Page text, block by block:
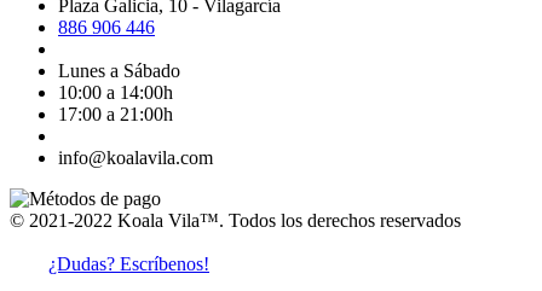
Plaza Galicia, 10 - Vilagarcía
886 906 446
Lunes a Sábado
10:00 a 14:00h
17:00 a 21:00h
info@koalavila.com
© 2021-2022 Koala Vila™. Todos los derechos reservados
¿Dudas? Escríbenos!